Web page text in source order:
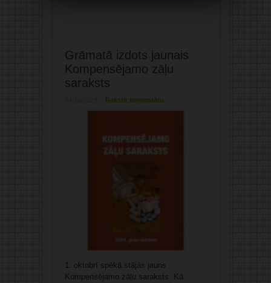
Grāmatā izdots jaunais
Kompensējamo zāļu
saraksts
Rakstīt komentāru
1. oktobrī spēkā stājās jauns
Kompensējamo zāļu saraksts. Kā